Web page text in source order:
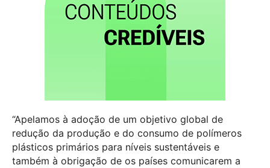
“Apelamos à adoção de um objetivo global de
redução da produção e do consumo de polímeros
plásticos primários para níveis sustentáveis e
também à obrigação de os países comunicarem a